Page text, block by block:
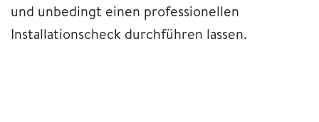
und unbedingt einen professionellen
Installationscheck durchführen lassen.